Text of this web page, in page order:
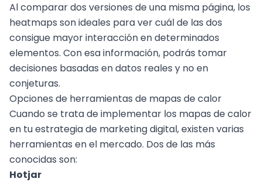
Al comparar dos versiones de una misma página, los
heatmaps son ideales para ver cuál de las dos
consigue mayor interacción en determinados
elementos. Con esa información, podrás tomar
decisiones basadas en datos reales y no en
conjeturas.
Opciones de herramientas de mapas de calor
Cuando se trata de implementar los mapas de calor
en tu estrategia de marketing digital, existen varias
herramientas en el mercado. Dos de las más
conocidas son:
Hotjar